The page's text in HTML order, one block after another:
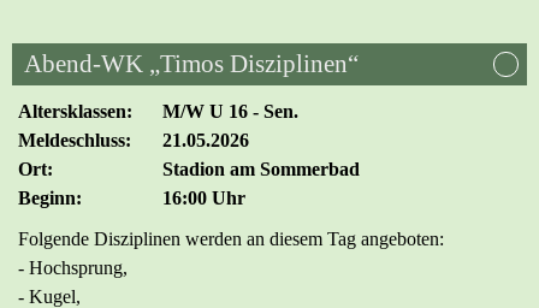
Abend-WK „Timos Disziplinen“
Altersklassen:
M/W U 16 - Sen.
Meldeschluss:
21.05.2026
Ort:
Stadion am Sommerbad
Beginn:
16:00 Uhr
Folgende Disziplinen werden an diesem Tag angeboten:
- Hochsprung,
- Kugel,